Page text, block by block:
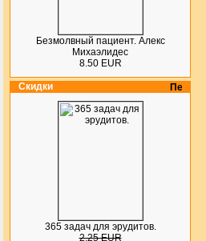
Безмолвный пациент. Алекс
Михаэлидес
8.50 EUR
Скидки
365 задач для эрудитов.
2.25 EUR